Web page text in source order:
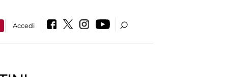
Accedi